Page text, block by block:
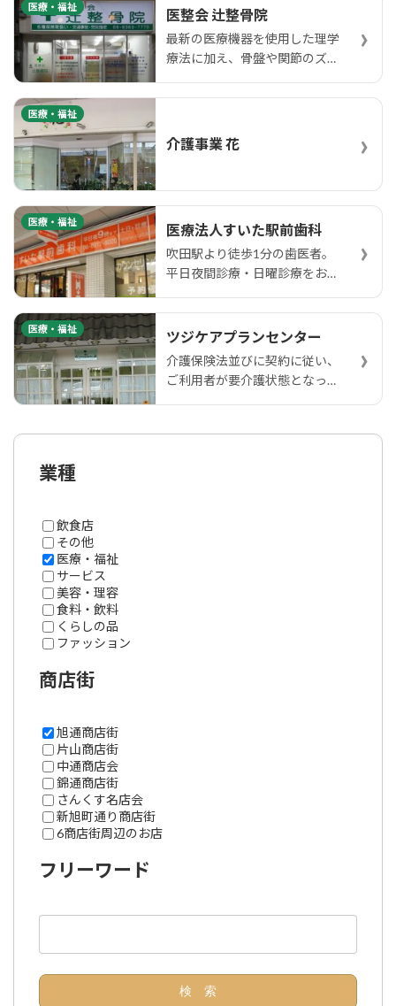
医療・福祉 医整会 辻整骨院
最新の医療機器を使用した理学
療法に加え、骨盤や関節のズレ
›
医療・福祉
介護事業 花 ›
医療・福祉 医療法人すいた駅前歯科
吹田駅より徒歩1分の歯医者。
平日夜間診療・日曜診療をおこ
›
医療・福祉 ツジケアプランセンター
介護保険法並びに契約に従い、
ご利用者が要介護状態となった
›
業種
飲食店
その他
医療・福祉
サービス
美容・理容
食料・飲料
くらしの品
ファッション
商店街
旭通商店街
片山商店街
中通商店会
錦通商店街
さんくす名店会
新旭町通り商店街
6商店街周辺のお店
フリーワード